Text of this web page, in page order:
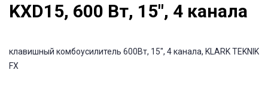
KXD15, 600 Вт, 15", 4 канала
клавишный комбоусилитель 600Вт, 15", 4 канала, KLARK TEKNIK
FX